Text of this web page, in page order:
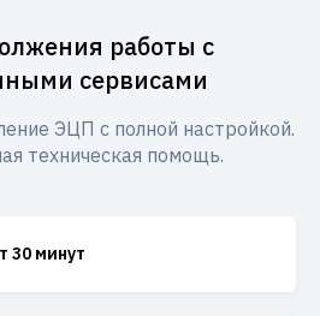
работы с
сервисами
ЭЦП с полной настройкой.
техническая помощь.
30 минут